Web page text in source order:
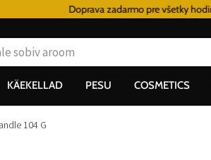
Doprava zadarmo pre všetky hodinky
KÄEKELLAD PESU COSMETICS
104 G